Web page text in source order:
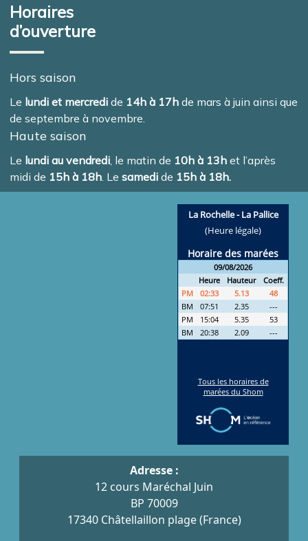
Horaires
d’ouverture
Hors saison
Le lundi et mercredi de 14h à 17h de mars à juin ainsi que
de septembre à novembre.
Haute saison
Le lundi au vendredi , le matin de 10h à 13h et l’après
midi de 15h à 18h . Le samedi de 15h à 18h.
Adresse :
12 cours Maréchal Juin
BP 70009
17340 Châtellaillon plage (France)